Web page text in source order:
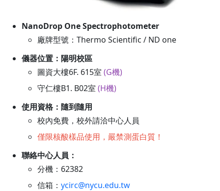
NanoDrop One Spectrophotometer
廠牌型號：Thermo Scientific / ND one
儀器位置：陽明校區
圖資大樓6F. 615室 (G機)
守仁樓B1. B02室 (H機)
使用資格：隨到隨用
校內免費，校外請洽中心人員
僅限核酸樣品使用，嚴禁測蛋白質！
聯絡中心人員：
分機：62382
信箱： ycirc@nycu.edu.tw